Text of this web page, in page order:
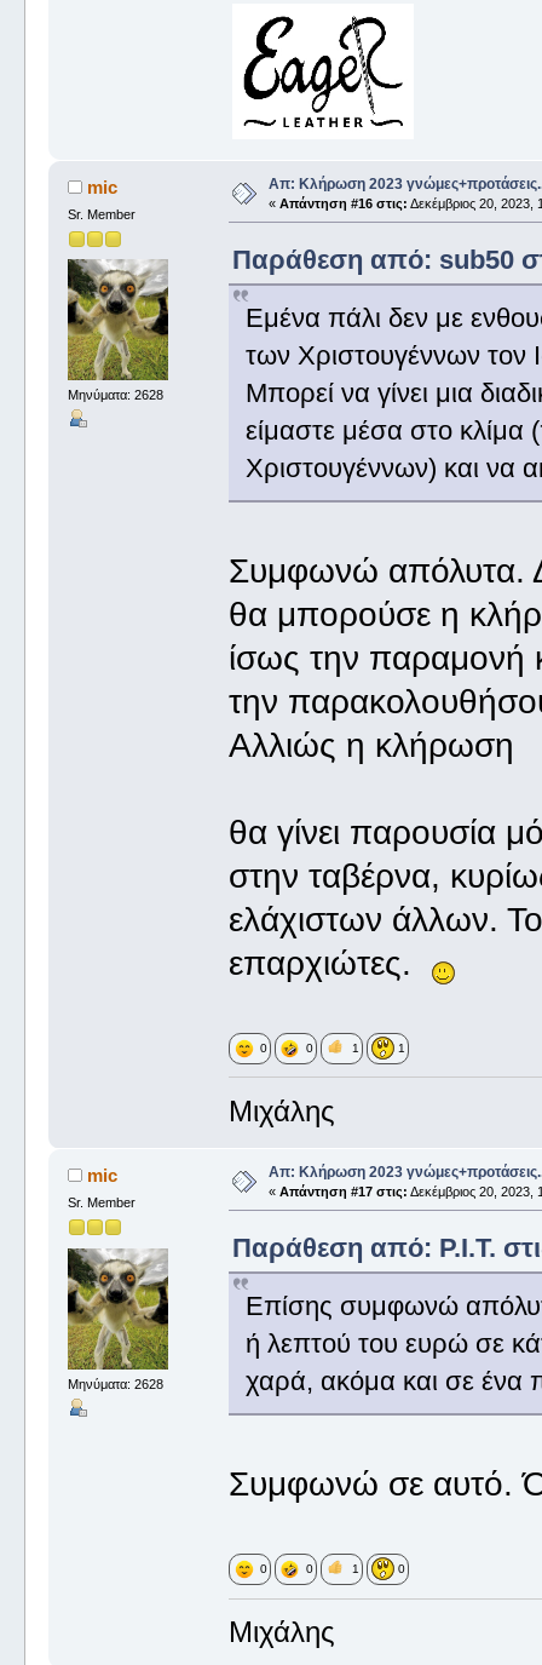
mic
Sr. Member
Μηνύματα: 2628
Απ: Κλήρωση 2023
« Απάντηση #16 στις: Δεκέμβριος 20, 2023,
Παράθεση από: sub50
Εμένα πάλι δεν με
των Χριστουγέννων τον
Μπορεί να γίνει μια
είμαστε μέσα στο
Χριστουγέννων) και να
Συμφωνώ απόλυτα.
θα μπορούσε η
ίσως την παραμονή
την
Αλλιώς η κλήρωση
θα γίνει παρουσία
στην ταβέρνα,
ελάχιστων άλλων.
επαρχιώτες.
0 0 1 1
Μιχάλης
mic
Sr. Member
Μηνύματα: 2628
Απ: Κλήρωση 2023
« Απάντηση #17 στις: Δεκέμβριος 20, 2023,
Παράθεση από: P.I.T.
Επίσης συμφωνώ
ή λεπτού του ευρώ σε
χαρά, ακόμα και σε ένα
Συμφωνώ σε αυτό.
0 0 1 0
Μιχάλης